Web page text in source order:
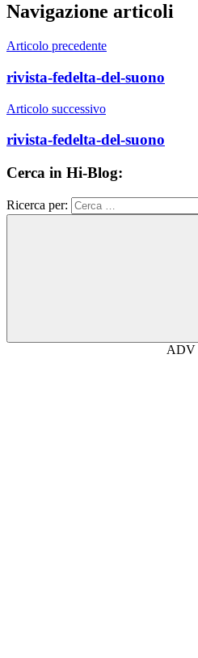
Navigazione articoli
Articolo precedente
rivista-fedelta-del-suono
Articolo successivo
rivista-fedelta-del-suono
Cerca in Hi-Blog:
Ricerca per:
ADV